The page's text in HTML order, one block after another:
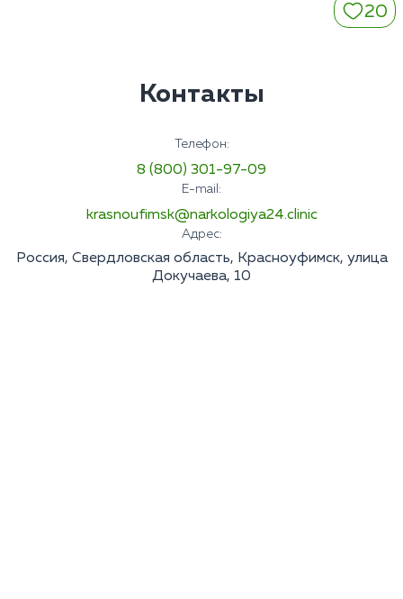
20
Контакты
Телефон:
8 (800) 301-97-09
E-mail:
krasnoufimsk@narkologiya24.clinic
Адрес:
Россия, Свердловская область, Красноуфимск, улица
Докучаева, 10